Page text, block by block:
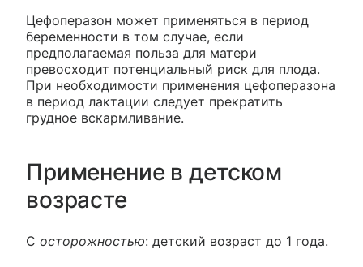
Цефоперазон может применяться в период
беременности в том случае, если
предполагаемая польза для матери
превосходит потенциальный риск для плода.
При необходимости применения цефоперазона
в период лактации следует прекратить
грудное вскармливание.
Применение в детском
возрасте
С осторожностью: детский возраст до 1 года.